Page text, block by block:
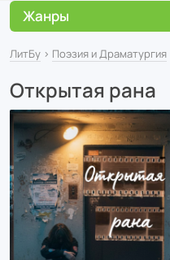
ЛитБу › Поэзия и Драматургия
Открытая рана
Жанры